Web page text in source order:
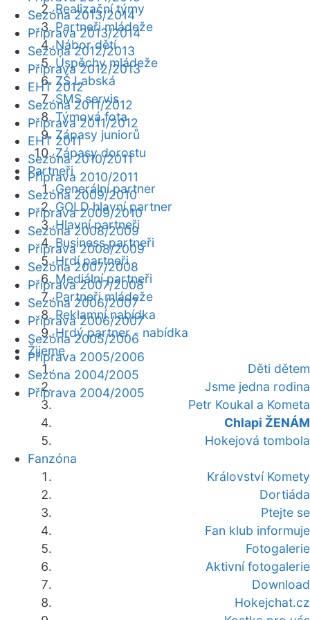
Realizační týmy
Partneři mládeže
Nábor dětí
Úspěchy mládeže
ZŠ Labská
SMS servis
Týmová fota
Zápasy juniorů
Zápasy dorostu
Partneři
Generální partner
GOLD hlavní partner
Hlavní partneři
Business partneři
Hrdí partneři
Mediální partneři
Partneři mládeže
Reklamní nabídka
Hrdý partner - nabídka
Žijeme
Děti dětem
Jsme jedna rodina
Petr Koukal a Kometa
Chlapi ŽENÁM
Hokejová tombola
Fanzóna
Království Komety
Dortiáda
Ptejte se
Fan klub informuje
Fotogalerie
Aktivní fotogalerie
Download
Hokejchat.cz
Sezóna 2013/2014
Příprava 2013/2014
Sezóna 2012/2013
Příprava 2012/2013
EHT 2012
Sezóna 2011/2012
Příprava 2011/2012
EHT 2011
Sezóna 2010/2011
Příprava 2010/2011
Sezóna 2009/2010
Příprava 2009/2010
Sezóna 2008/2009
Příprava 2008/2009
Sezóna 2007/2008
Příprava 2007/2008
Sezóna 2006/2007
Příprava 2006/2007
Sezóna 2005/2006
Příprava 2005/2006
Sezóna 2004/2005
Příprava 2004/2005